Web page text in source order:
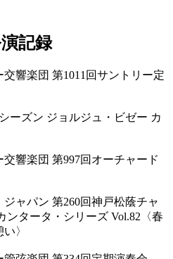
記録
響楽団 第1011回サントリー定
ーズン ジョルジュ・ビゼー カ
響楽団 第997回オーチャード
ャパン 第260回神戸松蔭チャ
ンタータ・シリーズ Vol.82〈春
〉